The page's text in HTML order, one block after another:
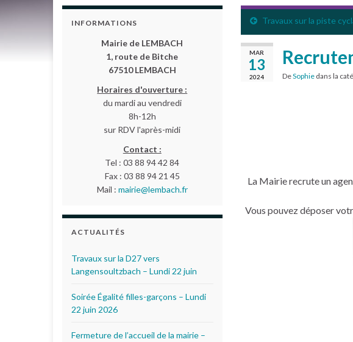
Travaux sur la piste
MAR
13
2024 DeSophiedans la
La Mairie recrute un
Vous pouvez déposer
INFORMATIONS
Mairie de LEMBACH
1, route de Bitche
67510 LEMBACH
Horaires d'ouverture :
du mardi au vendredi
8h-12h
sur RDV l'après-midi
Contact :
Tel : 03 88 94 42 84
Fax : 03 88 94 21 45
Mail : mairie@lembach.fr
ACTUALITÉS
Travaux sur la D27 vers
Langensoultzbach – Lundi 22 juin
Soirée Égalité filles-garçons – Lundi
22 juin 2026
Fermeture de l’accueil de la mairie –